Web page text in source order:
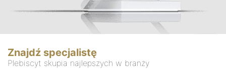
Znajdź specjalistę
Plebiscyt skupia najlepszych w branży